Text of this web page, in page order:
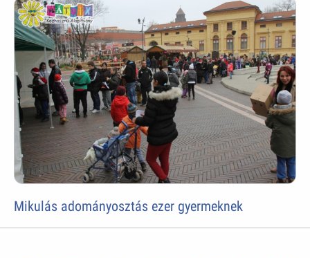
Mikulás adományosztás ezer gyermeknek